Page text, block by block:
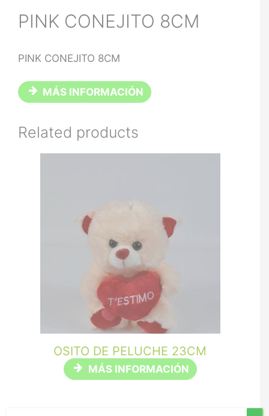
PINK CONEJITO 8CM
PINK CONEJITO 8CM
MÁS INFORMACIÓN
Related products
OSITO DE PELUCHE 23CM
MÁS INFORMACIÓN